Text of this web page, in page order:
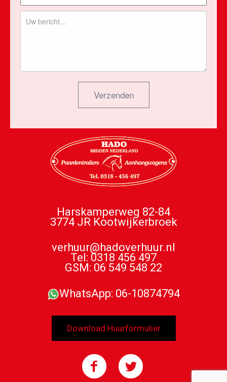
Verzenden
Harskamperweg 82-84
3774 JR Kootwijkerbroek
verhuur@hadoverhuur.nl
Tel: 0318 456 497
GSM: 06 549 548 22
WhatsApp: 06-10874794
Download Huurformulier